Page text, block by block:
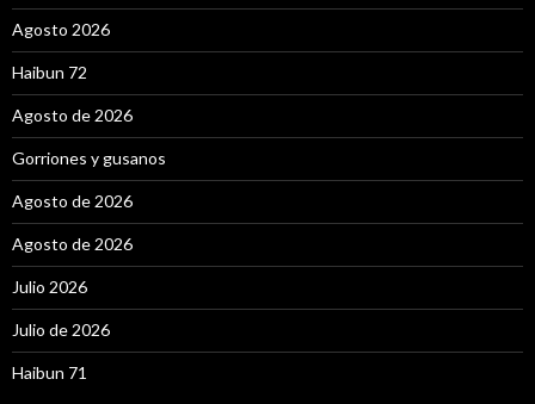
Agosto 2026
Haibun 72
Agosto de 2026
Gorriones y gusanos
Agosto de 2026
Agosto de 2026
Julio 2026
Julio de 2026
Haibun 71